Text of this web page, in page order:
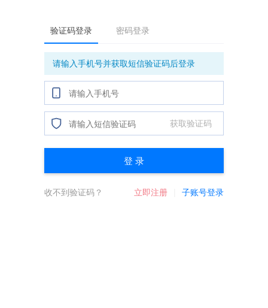
验证码登录 密码登录
请输入手机号并获取短信验证码后登录
获取验证码
登 录
收不到验证码？ 立即注册 子账号登录